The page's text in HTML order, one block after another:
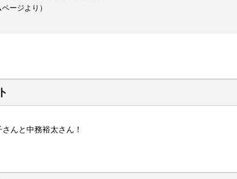
ージより）
んと中務裕太さん！